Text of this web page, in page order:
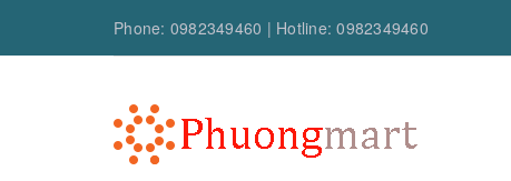
Phone: 0982349460 | Hotline:0982349460